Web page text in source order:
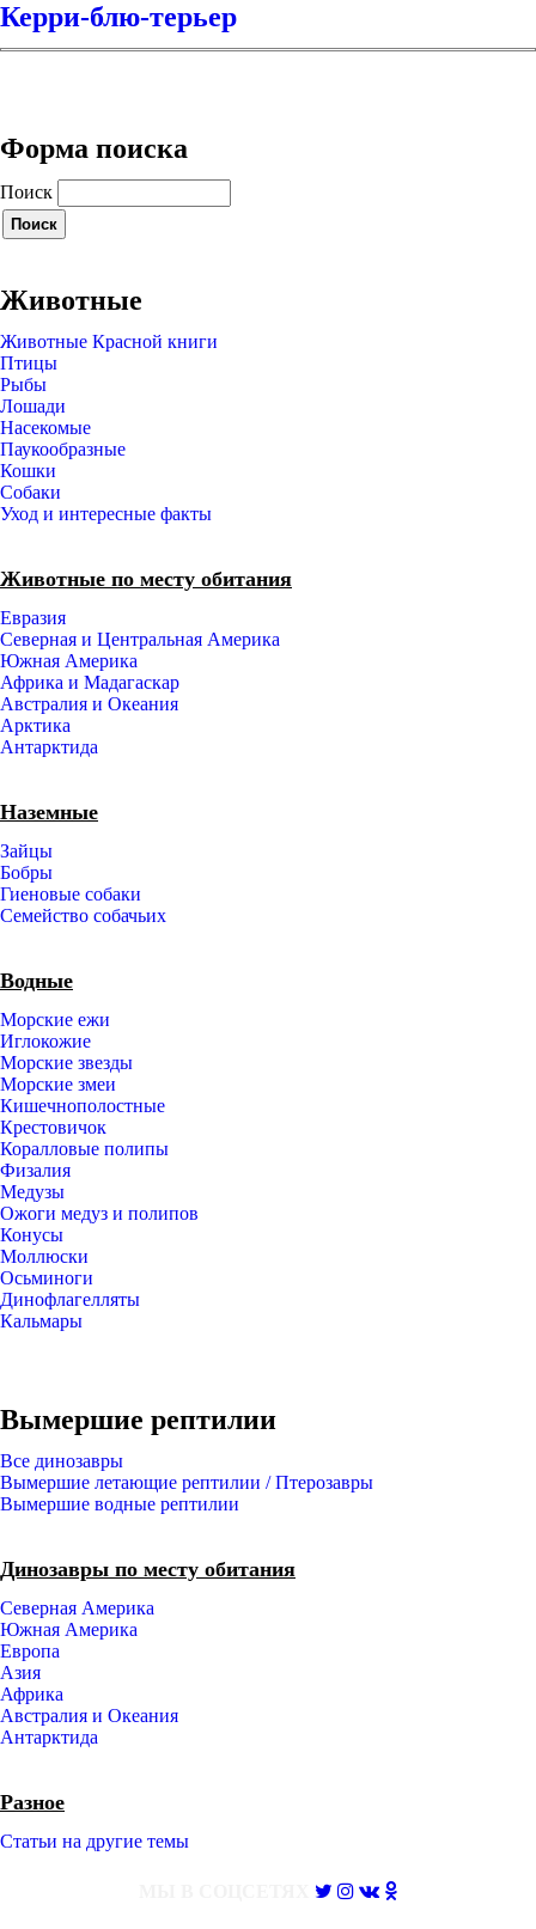
Керри-блю-терьер
Форма поиска
Поиск
Животные
Животные Красной книги
Птицы
Рыбы
Лошади
Насекомые
Паукообразные
Кошки
Собаки
Уход и интересные факты
Животные по месту обитания
Евразия
Северная и Центральная Америка
Южная Америка
Африка и Мадагаскар
Австралия и Океания
Арктика
Антарктида
Наземные
Зайцы
Бобры
Гиеновые собаки
Семейство собачьих
Водные
Морские ежи
Иглокожие
Морские звезды
Морские змеи
Кишечнополостные
Крестовичок
Коралловые полипы
Физалия
Медузы
Ожоги медуз и полипов
Конусы
Моллюски
Осьминоги
Динофлагелляты
Кальмары
Вымершие рептилии
Все динозавры
Вымершие летающие рептилии / Птерозавры
Вымершие водные рептилии
Динозавры по месту обитания
Северная Америка
Южная Америка
Европа
Азия
Африка
Австралия и Океания
Антарктида
Разное
Статьи на другие темы